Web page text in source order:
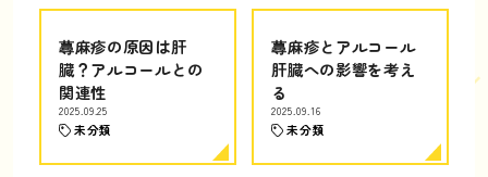
蕁麻疹の原因は肝
臓？アルコールとの
関連性
2025.09.25
未分類
蕁麻疹とアルコール
肝臓への影響を考え
る
2025.09.16
未分類